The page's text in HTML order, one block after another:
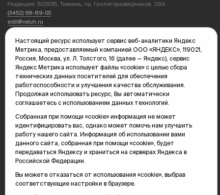
Редакция: 625035, Тюмень, пр. Геологоразведчиков, 28А
(3452) 68-89-05
edit@vsluh.ru
Главный редактор: Панкина Т.Ю.
kika@vsluh.ru
По вопросам рекламы:
(3452) 68-89-78
kotovaev@sibinformburo.ru
mim@vsluh.ru
© 2000-2026 Тюменская интернет-газета «Вслух.ру»
Карта сайта
Настоящий ресурс использует сервис веб-аналитики Яндекс
Метрика, предоставляемый компанией ООО «ЯНДЕКС», 119021,
Россия, Москва, ул. Л. Толстого, 16 (далее — Яндекс), сервис
Яндекс Метрика использует файлы «cookie» с целью сбора
технических данных посетителей для обеспечения
работоспособности и улучшения качества обслуживания.
Продолжая использовать ресурс, Вы автоматически
соглашаетесь с использованием данных технологий.
Собранная при помощи «cookie» информация не может
идентифицировать вас, однако может помочь нам улучшить
работу нашего сайта. Информация об использовании вами
данного сайта, собранная при помощи «cookie», будет
передаваться Яндексу и храниться на серверах Яндекса в
Российской Федерации.
Вы можете отказаться от использования «cookie», выбрав
соответствующие настройки в браузере.